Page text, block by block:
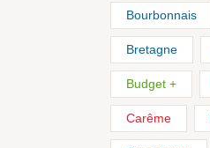
Bourbonnais
Bretagne
Budget +
Carême